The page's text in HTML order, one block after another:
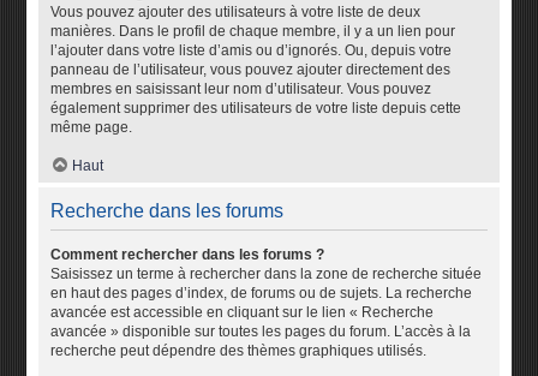
Vous pouvez ajouter des utilisateurs à votre liste de deux
manières. Dans le profil de chaque membre, il y a un lien pour
l’ajouter dans votre liste d’amis ou d’ignorés. Ou, depuis votre
panneau de l’utilisateur, vous pouvez ajouter directement des
membres en saisissant leur nom d’utilisateur. Vous pouvez
également supprimer des utilisateurs de votre liste depuis cette
même page.
Haut
Recherche dans les forums
Comment rechercher dans les forums ?
Saisissez un terme à rechercher dans la zone de recherche située
en haut des pages d’index, de forums ou de sujets. La recherche
avancée est accessible en cliquant sur le lien « Recherche
avancée » disponible sur toutes les pages du forum. L’accès à la
recherche peut dépendre des thèmes graphiques utilisés.